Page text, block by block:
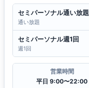
セミパーソナル通い放題
通い放題
セミパーソナル週1回
週1回
営業時間
平日 9:00〜22:00